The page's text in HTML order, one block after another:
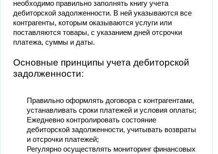
необходимо правильно заполнять книгу учета
дебиторской задолженности. В ней указываются все
контрагенты, которым оказываются услуги или
поставляются товары, с указанием дней отсрочки
платежа, суммы и даты.
Основные принципы учета дебиторской
задолженности:
Правильно оформлять договора с контрагентами,
устанавливать сроки платежей и условия оплаты;
Ежедневно контролировать состояние
дебиторской задолженности, учитывать возвраты
и отсрочки платежей;
Регулярно осуществлять мониторинг финансовых